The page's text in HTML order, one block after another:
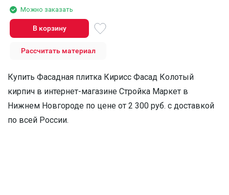
Можно заказать
В корзину
Рассчитать материал
Купить Фасадная плитка Кирисс Фасад Колотый
кирпич в интернет-магазине Стройка Маркет в
Нижнем Новгороде по цене от 2 300 руб. с доставкой
по всей России.